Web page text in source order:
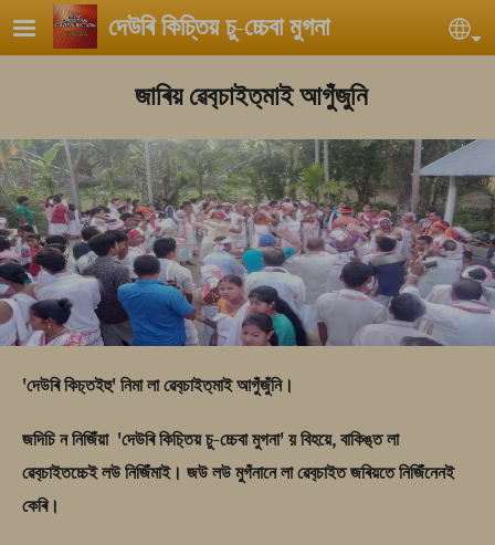
Skip to main contentদেউৰি কিচ্তিয় চু-চ্চেবা মুগনা
জাৰিয় ৱেব‍্চাইত‍্মাই আগ‍ুঁজুনি
'দেউৰি কিচ‍্তইহু' নিমা লা ৱেব‍্চাইত‍্মাই আগ‍ুঁজুঁনি।
জদিচি ন নিজিঁয়া 'দেউৰি কিচ‍্তিয় চু-চ্চেবা মুগনা' য় বিহয়ে, বাকিঙ‍্ত লা
ৱেব‍্চাইতচ্চেই লউ নিজিঁমাই। জউ লউ মুগঁনানে লা ৱেব‍্চাইত জৰিয়তে নিজিঁনেনই
কেৰি।